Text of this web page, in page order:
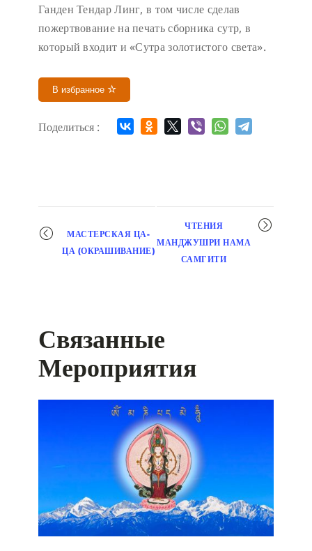
Ганден Тендар Линг, в том числе сделав
пожертвование на печать сборника сутр, в
который входит и «Сутра золотистого света».
В избранное
Поделиться :
Мероприятие
навигация
МАСТЕРСКАЯ ЦА-
ЦА (ОКРАШИВАНИЕ)
ЧТЕНИЯ
МАНДЖУШРИ НАМА
САМГИТИ
Связанные
Мероприятия